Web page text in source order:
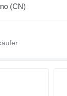
(CN)